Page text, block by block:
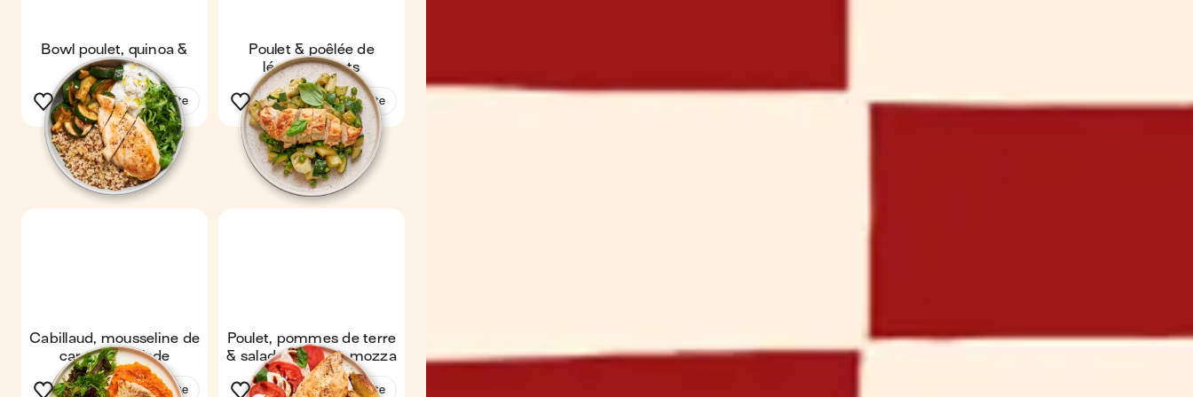
Bowl poulet, quinoa &
tzatziki
Voir la recette
Poulet & poêlée de
légumes verts
Voir la recette
Cabillaud, mousseline de
carotte & salade
Voir la recette
Poulet, pommes de terre
& salade tomates mozza
Voir la recette